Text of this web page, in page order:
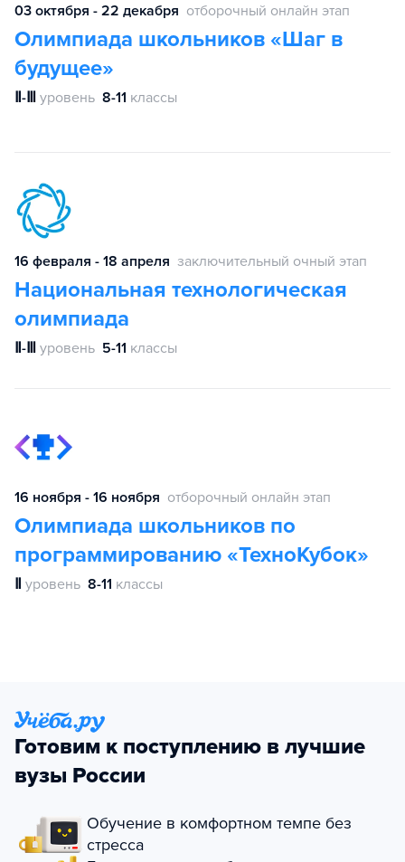
03 октября - 22 декабря отборочный онлайн этап
Олимпиада школьников «Шаг в
будущее»
Ⅱ-Ⅲ уровень 8-11 классы
16 февраля - 18 апреля заключительный очный этап
Национальная технологическая
олимпиада
Ⅱ-Ⅲ уровень 5-11 классы
16 ноября - 16 ноября отборочный онлайн этап
Олимпиада школьников по
программированию «ТехноКубок»
Ⅱ уровень 8-11 классы
Готовим к поступлению в лучшие
вузы России
Обучение в комфортном темпе без
стресса